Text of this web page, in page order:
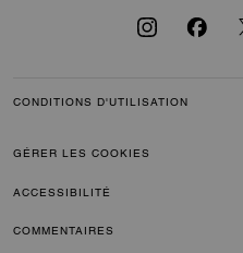
CONDITIONS D'UTILISATION
GÉRER LES COOKIES
ACCESSIBILITÉ
COMMENTAIRES